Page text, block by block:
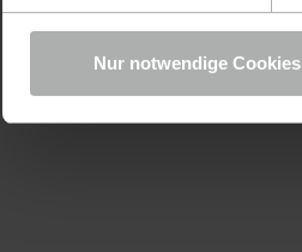
Nur notwendige Cookies